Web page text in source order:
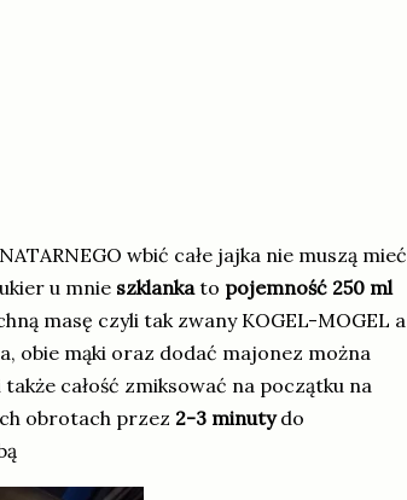
wbić całe jajka nie muszą mieć
u mnie szklankato pojemność 250 ml
masę czyli tak zwany KOGEL-MOGEL a
obie mąki oraz dodać majonez można
całość zmiksować na początku na
obrotach przez 2-3 minutydo